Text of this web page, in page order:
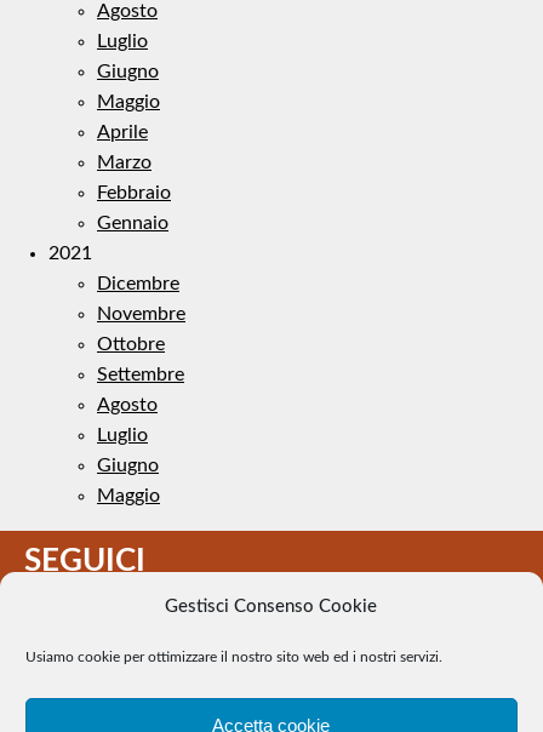
Gestisci Consenso Cookie
Usiamo cookie per ottimizzare il nostro sito web ed i nostri servizi.
Accetta cookie
Agosto
Luglio
Giugno
Maggio
Aprile
Marzo
Febbraio
Gennaio
2021
Dicembre
Novembre
Ottobre
Settembre
Agosto
Luglio
Giugno
Maggio
SEGUICI